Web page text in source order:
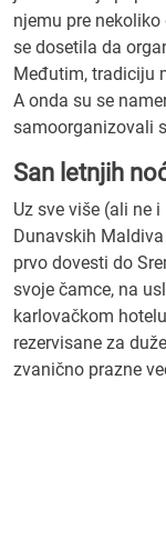
njemu pre
se dosetila da
Međutim, tradiciju
A onda su se
samoorganizovali
San letnjih
Uz sve više (ali ne
Dunavskih
prvo dovesti do
svoje čamce, na
karlovačkom
rezervisane za
zvanično prazne